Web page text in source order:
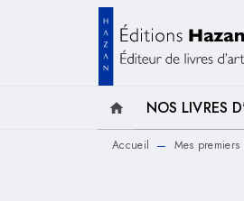
MENU
home NOS LIVRES
Accueil — Mes